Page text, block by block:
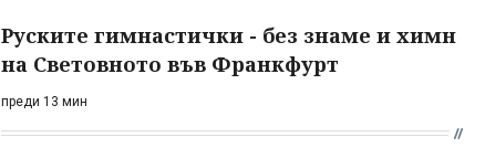
Руските гимнастички - без знаме и химн
на Световното във Франкфурт
преди 13 мин